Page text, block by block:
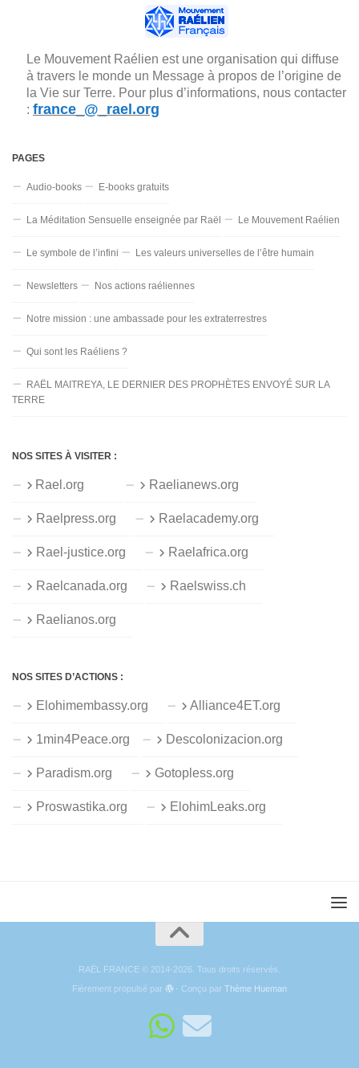
Le Mouvement Raélien est une organisation qui diffuse
à travers le monde un Message à propos de l’origine de
la Vie sur Terre. Pour plus d’informations, nous contacter
: france_@_rael.org
PAGES
Audio-books E-books gratuits
La Méditation Sensuelle enseignée par Raël Le Mouvement Raélien
Le symbole de l’infini Les valeurs universelles de l’être humain
Newsletters Nos actions raéliennes
Notre mission : une ambassade pour les extraterrestres
Qui sont les Raéliens ?
RAËL MAITREYA, LE DERNIER DES PROPHÈTES ENVOYÉ SUR LA
TERRE
NOS SITES À VISITER :
Rael.org Raelianews.org
Raelpress.org Raelacademy.org
Rael-justice.org Raelafrica.org
Raelcanada.org Raelswiss.ch
Raelianos.org
NOS SITES D’ACTIONS :
Elohimembassy.org Alliance4ET.org
1min4Peace.org Descolonizacion.org
Paradism.org Gotopless.org
Proswastika.org ElohimLeaks.org
RAËL FRANCE © 2014-2026. Tous droits réservés.
Fièrement propulsé par
- Conçu parThème Hueman